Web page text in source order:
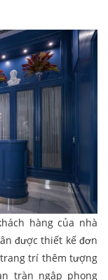
hàng của nhà
được thiết kế đơn
trang trí thêm tượng
tràn ngập phong